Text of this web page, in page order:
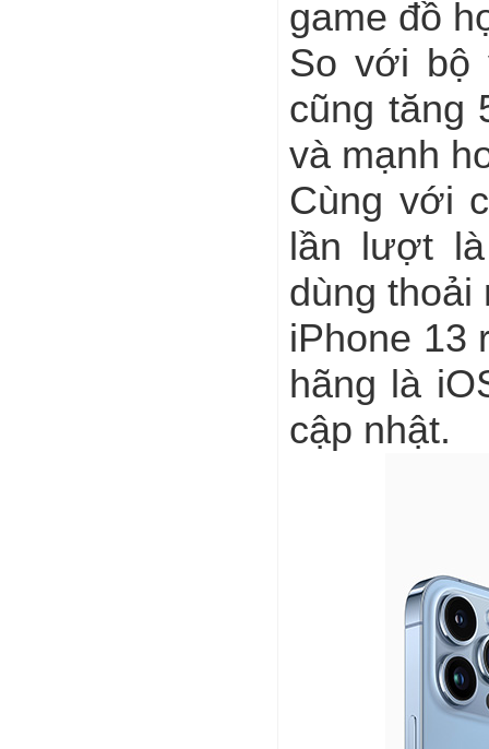
game đồ
So với bộ
cũng tăng
và mạnh
Cùng với
lần lượt
dùng
iPhone 13
hãng là
cập nhật.